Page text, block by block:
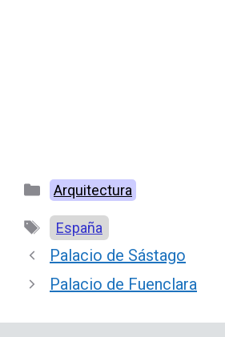
Categorías
Arquitectura
Etiquetas
España
Palacio de Sástago
Palacio de Fuenclara